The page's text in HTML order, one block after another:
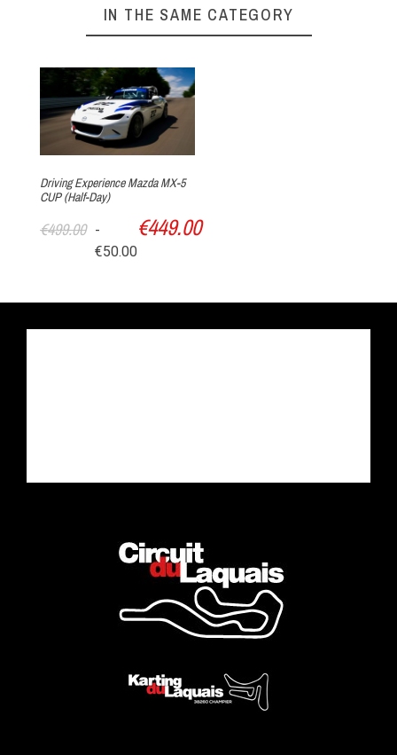
Par téléphone au 0(+33)4 74 54 46 98
Directement sur notre site Internet grâce
FORMULAIRE DE RÉSERVATION
►Déroulement de votre stage de
pilotage Caterham Lotus Seven
Votre arrivée au Circuit du Laquais
IN THE SAME CATEGORY
Driving Experience Mazda MX-5
CUP (Half-Day)
€499.00 -
€50.00
€449.00